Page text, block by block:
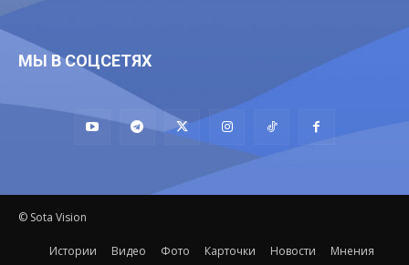
МЫ В СОЦСЕТЯХ
© Sota Vision
Истории Видео Фото Карточки Новости Мнения